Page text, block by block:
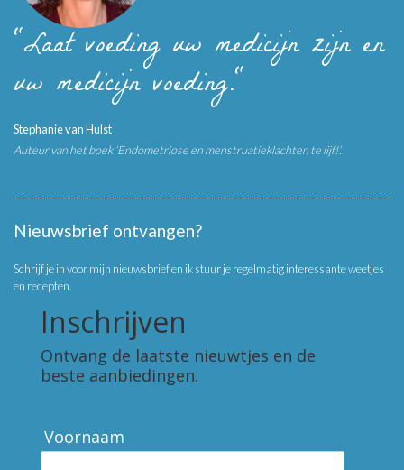
"Laat voeding uw medicijn zijn en
uw medicijn voeding."
Stephanie van Hulst
Auteur van het boek ‘Endometriose en menstruatieklachten te lijf!’.
Nieuwsbrief ontvangen?
Schrijf je in voor mijn nieuwsbrief en ik stuur je regelmatig interessante weetjes
en recepten.
Inschrijven
Ontvang de laatste nieuwtjes en de
beste aanbiedingen.
Voornaam